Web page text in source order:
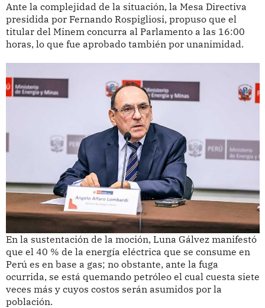
Ante la complejidad de la situación, la Mesa Directiva
presidida por Fernando Rospigliosi, propuso que el
titular del Minem concurra al Parlamento a las 16:00
horas, lo que fue aprobado también por unanimidad.
En la sustentación de la moción, Luna Gálvez manifestó
que el 40 % de la energía eléctrica que se consume en
Perú es en base a gas; no obstante, ante la fuga
ocurrida, se está quemando petróleo el cual cuesta siete
veces más y cuyos costos serán asumidos por la
población.